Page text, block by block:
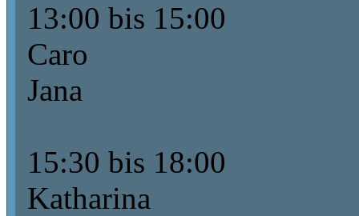
13:00 bis 15:00
Caro
Jana
15:30 bis 18:00
Katharina